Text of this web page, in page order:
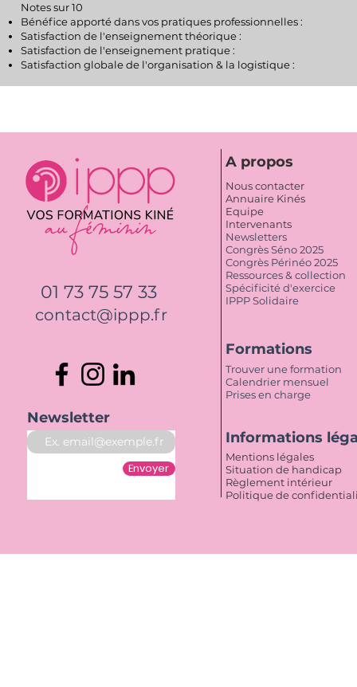
​Notes sur 10
Bénéfice apporté dans vos pratiques professionnelles :
Satisfaction de l'enseignement théorique :
Satisfaction de l'enseignement pratique :​
Satisfaction globale de l'organisation & la logistique :
01 73 75 57 33
contact@ippp.fr
Newsletter
Envoyer
A propos
Nous contacter
Annuaire Kinés
Equipe
Intervenants
Newsletters
Congrès Séno 2025
Congrès Périnéo 2025
Ressources & collection
Spécificité d'exercice
IPPP Solidaire
Formations
Trouver une formation
Calendrier mensuel
Prises en charge
Informations
Mentions légales
Situation de handicap
Règlement intérieur
Politique de